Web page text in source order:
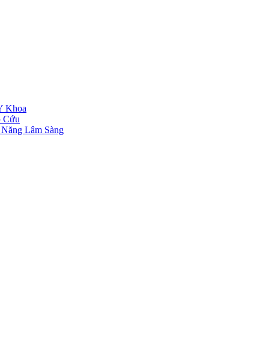
Khoa
Cứu
Lâm Sàng